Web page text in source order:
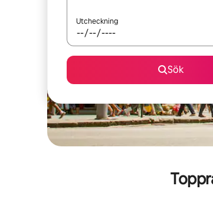
Utcheckning
Sök